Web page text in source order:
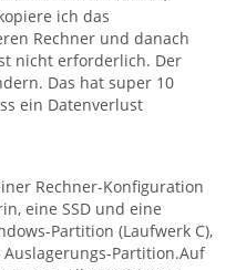
ich das
Rechner und danach
nicht erforderlich. Der
Das hat super 10
ein Datenverlust
Rechner-Konfiguration
eine SSD und eine
Partition (Laufwerk C),
Partition.Auf